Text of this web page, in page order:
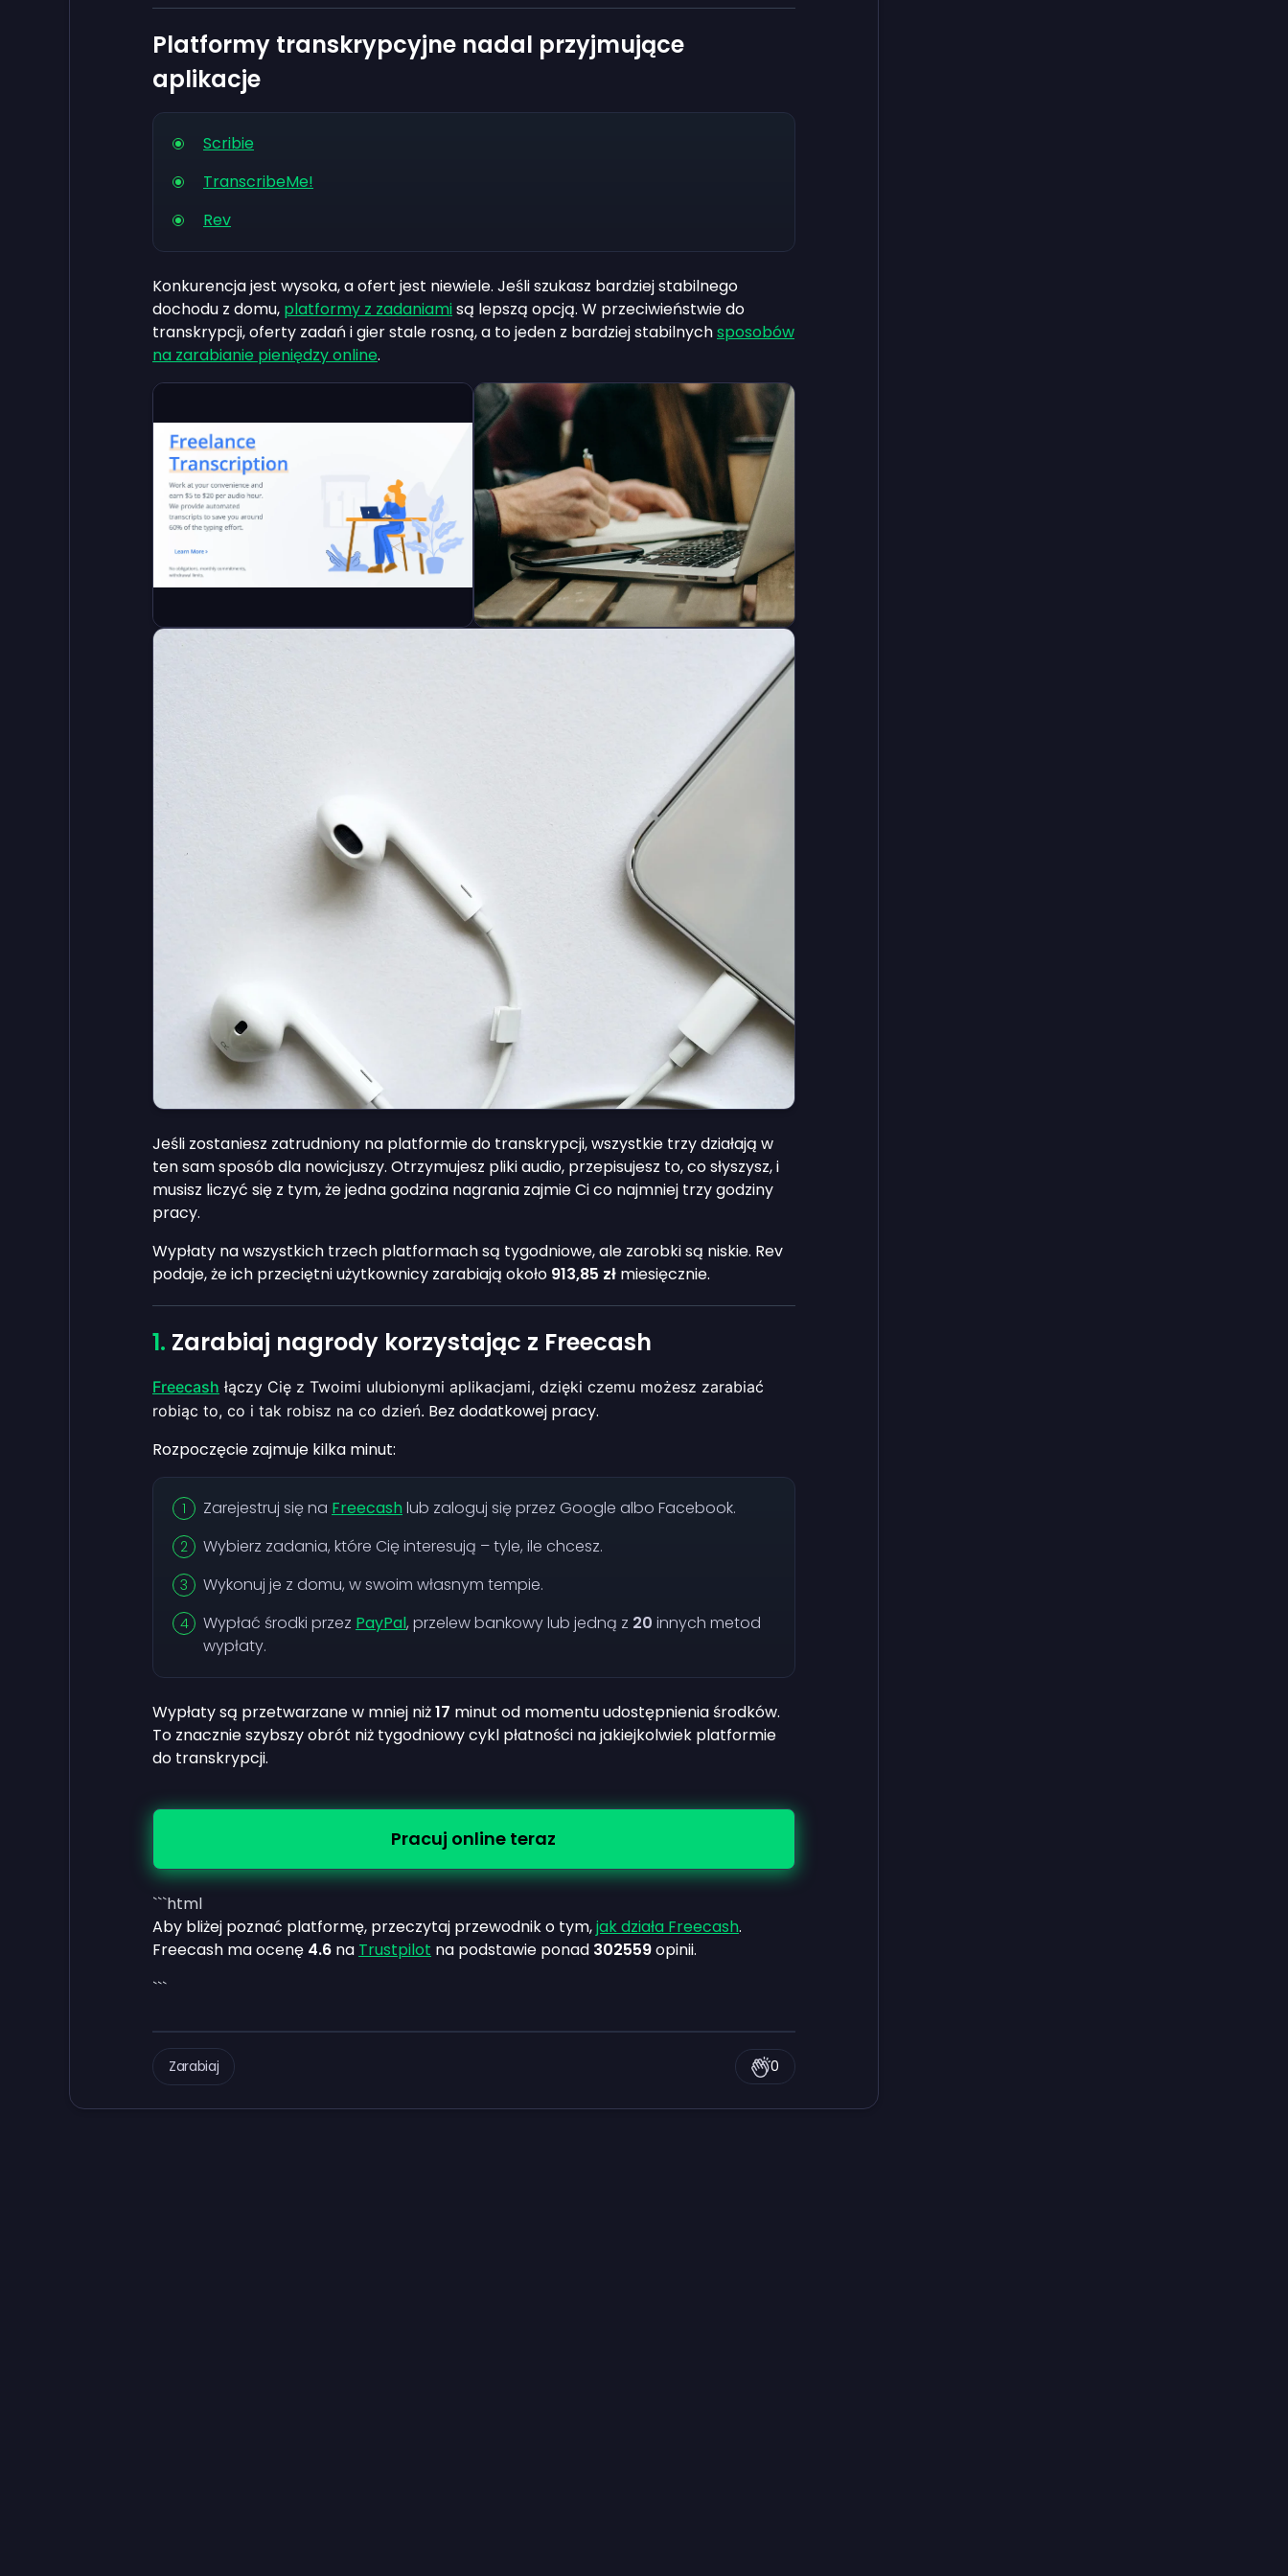
Platformy transkrypcyjne nadal przyjmujące
aplikacje
Scribie
TranscribeMe!
Rev
Konkurencja jest wysoka, a ofert jest niewiele. Jeśli szukasz bardziej stabilnego
dochodu z domu, platformy z zadaniamisą lepszą opcją. W przeciwieństwie do
transkrypcji, oferty zadań i gier stale rosną, a to jeden z bardziej stabilnychsposobów
na zarabianie pieniędzy online.
Jeśli zostaniesz zatrudniony na platformie do transkrypcji, wszystkie trzy działają w
ten sam sposób dla nowicjuszy. Otrzymujesz pliki audio, przepisujesz to, co słyszysz, i
musisz liczyć się z tym, że jedna godzina nagrania zajmie Ci co najmniej trzy godziny
pracy.
Wypłaty na wszystkich trzech platformach są tygodniowe, ale zarobki są niskie. Rev
podaje, że ich przeciętni użytkownicy zarabiają około 913,85 zł miesięcznie.
Zarabiaj nagrody korzystając z Freecash
Freecash łączy Cię z Twoimi ulubionymi aplikacjami, dzięki czemu możesz zarabiać
robiąc to, co i tak robisz na co dzień. Bez dodatkowej pracy.
Rozpoczęcie zajmuje kilka minut:
Zarejestruj się na Freecashlub zaloguj się przez Google albo Facebook.
Wybierz zadania, które Cię interesują – tyle, ile chcesz.
Wykonuj je z domu, w swoim własnym tempie.
Wypłać środki przez PayPal, przelew bankowy lub jedną z 20 innych metod
wypłaty.
Wypłaty są przetwarzane w mniej niż17 minut od momentu udostępnienia środków.
To znacznie szybszy obrót niż tygodniowy cykl płatności na jakiejkolwiek platformie
do transkrypcji.
Pracuj online teraz
```html
Aby bliżej poznać platformę, przeczytaj przewodnik o tym,jak działa Freecash.
Freecash ma ocenę 4.6 na Trustpilot na podstawie ponad 302559opinii.
```
Zarabiaj 0